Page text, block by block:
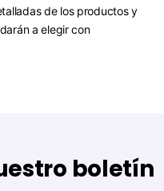
de los productos y
a elegir con
boletín